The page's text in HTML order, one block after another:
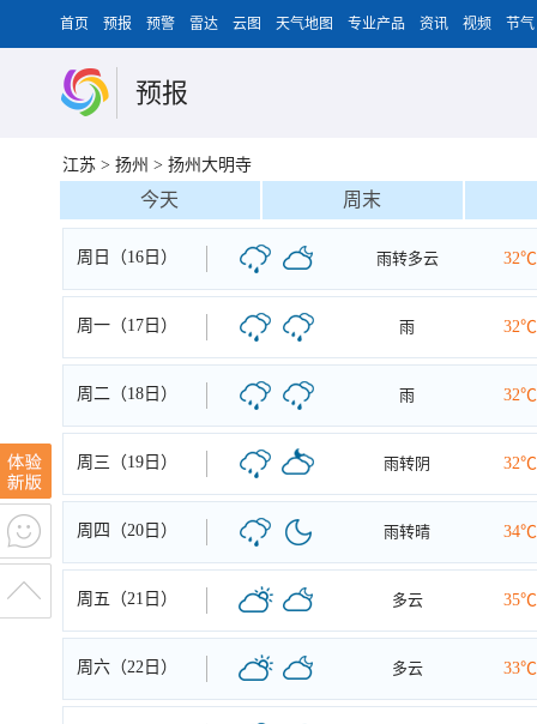
首页 预报 预警 雷达 云图 天气地图 专业产品 资讯 视频 节气
预报
江苏 > 扬州 > 扬州大明寺
今天 周末
周日（16日） 雨转多云 32℃
周一（17日） 雨 32℃
周二（18日） 雨 32℃
周三（19日） 雨转阴 32℃
周四（20日） 雨转晴 34℃
周五（21日） 多云 35℃
周六（22日） 多云 33℃